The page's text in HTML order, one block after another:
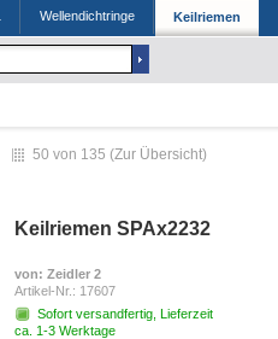
Wellendichtringe Keilriemen
50 von 135 (Zur Übersicht)
Keilriemen SPAx2232
von: Zeidler 2
Artikel-Nr.: 17607
Sofort versandfertig, Lieferzeit
ca. 1-3 Werktage